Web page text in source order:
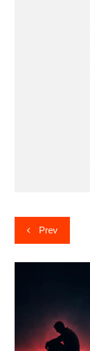
Post
navigation
Prev